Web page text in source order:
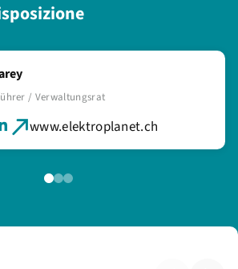
/ Verwaltungsrat
www.elektroplanet.ch
Geschäftsführerin / Verwaltungsrat
Geschäftsleitung